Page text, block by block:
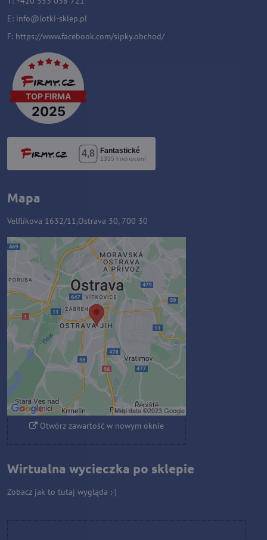
E: info@lotki-sklep.pl
F: https://www.facebook.com/sipky.obchod/
Mapa
Velflíkova 1632/11,Ostrava 30, 700 30
Zawartość zewnętrzna jest
blokowana przez opcje
prywatności
Czy chcesz załadować zawartość
zewnętrzną?
Zezwól raz
Zezwalaj zawsze - zgadzam się z
typem pliku cookie: Funkcjonalny
Otwórz zawartość w nowym oknie
Wirtualna wycieczka po sklepie
Zobacz jak to tutaj wygląda :-)